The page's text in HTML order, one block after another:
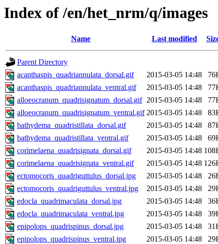
Index of /en/het_nrm/q/images
Name Last modified
Parent Directory
acanthaspis_quadriannulata_dorsal.gif
2015-03-05 14:48
acanthaspis_quadriannulata_ventral.gif
2015-03-05 14:48
alloeocranum_quadrisignatum_dorsal.gif 2015-03-05 14:48
alloeocranum_quadrisignatum_ventral.gif 2015-03-05 14:48
bathydema_quadristillata_dorsal.gif
2015-03-05 14:48
bathydema_quadristillata_ventral.gif
2015-03-05 14:48
corimelaena_quadrisignata_dorsal.gif
2015-03-05 14:48
corimelaena_quadrisignata_ventral.gif
2015-03-05 14:48
ectomocoris_quadriguttulus_dorsal.jpg
2015-03-05 14:48
ectomocoris_quadriguttulus_ventral.jpg
2015-03-05 14:48
edocla_quadrimaculata_dorsal.jpg
2015-03-05 14:48
edocla_quadrimaculata_ventral.jpg
2015-03-05 14:48
epipolops_quadrispinus_dorsal.jpg
2015-03-05 14:48
epipolops_quadrispinus_ventral.jpg
2015-03-05 14:48